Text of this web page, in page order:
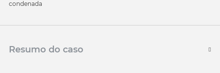
condenada
Resumo do caso